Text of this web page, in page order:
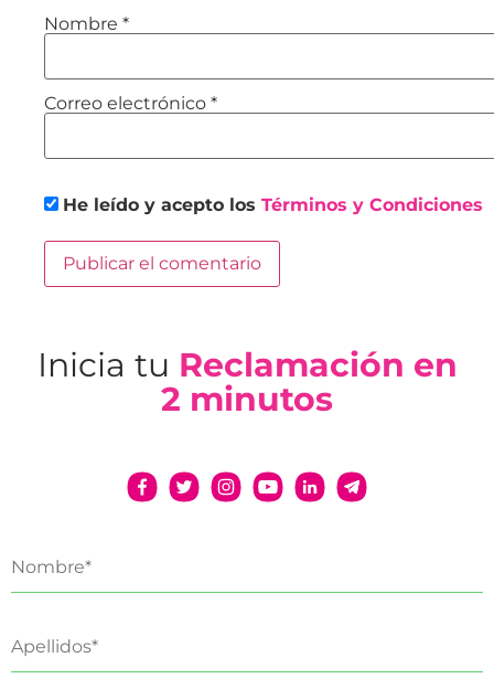
Nombre *
Correo electrónico *
He leído y acepto los Términos y Condiciones
Inicia tu Reclamación en
2 minutos